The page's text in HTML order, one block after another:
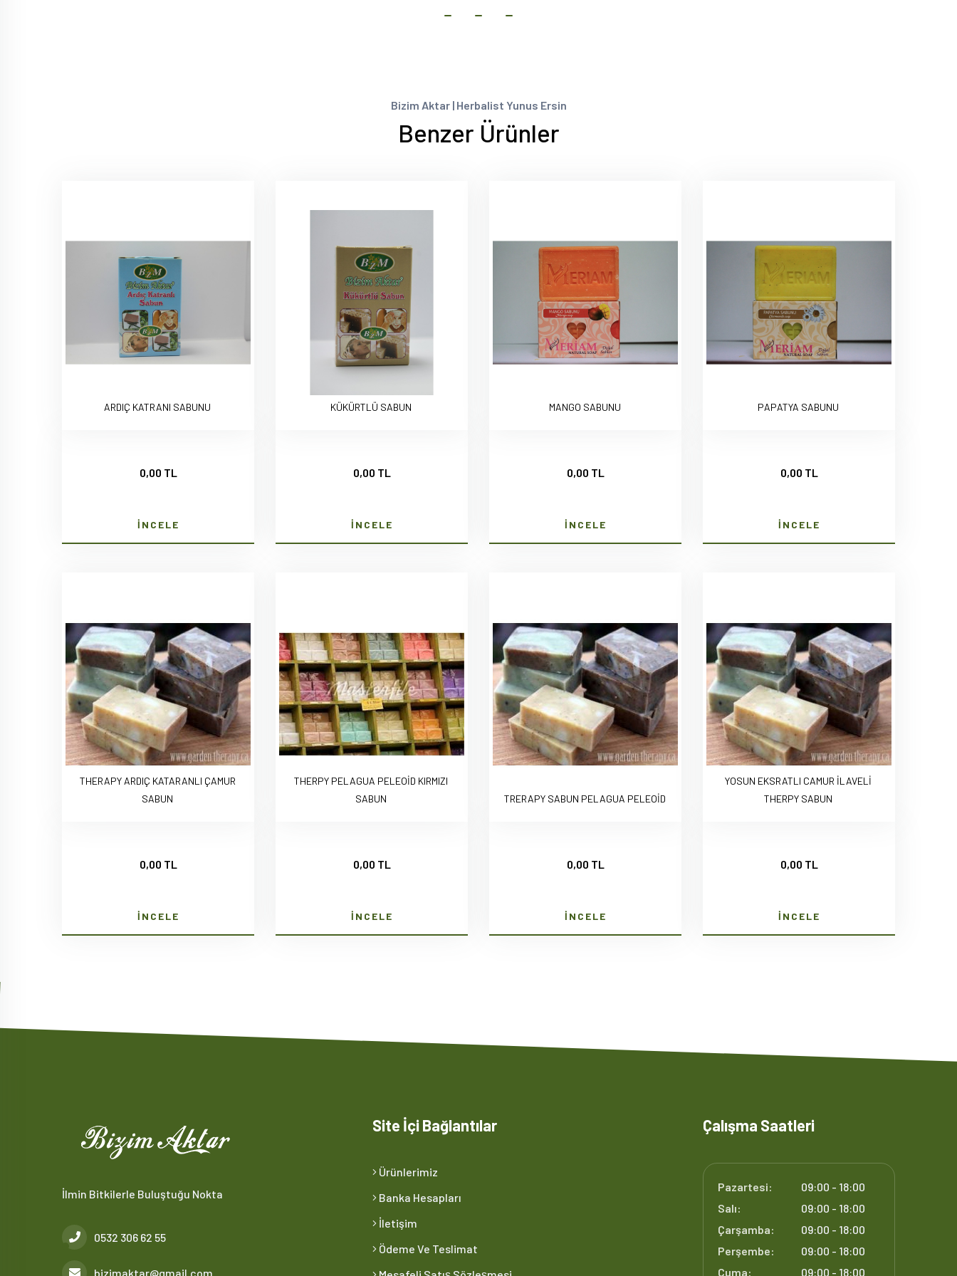
Bizim Aktar | Herbalist Yunus Ersin
Benzer Ürünler
ARDIÇ KATRANI SABUNU
0,00 TL
İNCELE
KÜKÜRTLÜ SABUN
0,00 TL
İNCELE
MANGO SABUNU
0,00 TL
İNCELE
PAPATYA SABUNU
0,00 TL
İNCELE
THERAPY ARDIÇ KATARANLI ÇAMUR
SABUN
0,00 TL
İNCELE
THERPY PELAGUA PELEOİD KIRMIZI
SABUN
0,00 TL
İNCELE
TRERAPY SABUN PELAGUA PELEOİD
0,00 TL
İNCELE
YOSUN EKSRATLI CAMUR İLAVELİ
THERPY SABUN
0,00 TL
İNCELE
İlmin Bitkilerle Buluştuğu Nokta
0532 306 62 55
bizimaktar@gmail.com
Site İçi Bağlantılar
Ürünlerimiz
Banka Hesapları
İletişim
Ödeme Ve Teslimat
Çalışma Saatleri
Pazartesi:
09:00 - 18:00
Salı:
09:00 - 18:00
Çarşamba:
09:00 - 18:00
Perşembe:
09:00 - 18:00
Cuma:
09:00 - 18:00